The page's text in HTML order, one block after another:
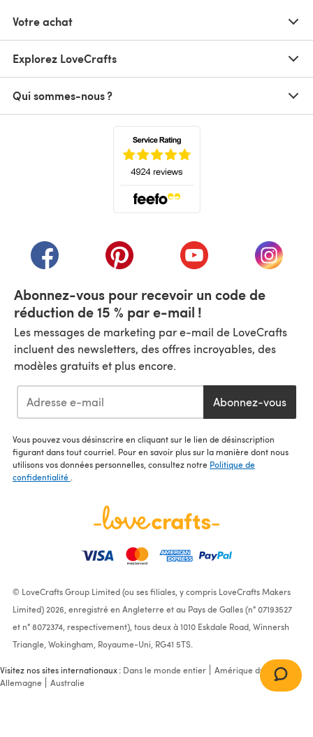
Votre achat
Explorez LoveCrafts
Qui sommes-nous ?
(s'ouvre dans un nouvel onglet)
(s'ouvre dans un nouvel onglet)
(s'ouvre dans un(s'ouvre
Abonnez-vous pour recevoir un code de
réduction de 15 % par e-mail !
Les messages de marketing par e-mail de LoveCrafts
incluent des newsletters, des offres incroyables, des
modèles gratuits et plus encore.
Abonnez-vous
Vous pouvez vous désinscrire en cliquant sur le lien de désinscription
figurant dans tout courriel. Pour en savoir plus sur la manière dont nous
utilisons vos données personnelles, consultez notre Politique de
confidentialité
© LoveCrafts Group Limited (ou ses filiales, y compris LoveCrafts Makers
Limited) 2026, enregistré en Angleterre et au Pays de Galles (n° 07193527
et n° 8072374, respectivement), tous deux à 1010 Eskdale Road, Winnersh
Triangle, Wokingham, Royaume-Uni, RG41 5TS.
Visitez nos sites internationaux : Dans le monde entier
Amérique du Nord
Allemagne
Australie